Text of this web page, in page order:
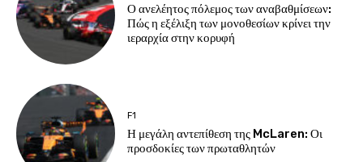
Ο ανελέητος πόλεμος των αναβαθμίσεων:
Πώς η εξέλιξη των μονοθεσίων κρίνει την
ιεραρχία στην κορυφή
F1
Η μεγάλη αντεπίθεση της McLaren: Οι
προσδοκίες των πρωταθλητών